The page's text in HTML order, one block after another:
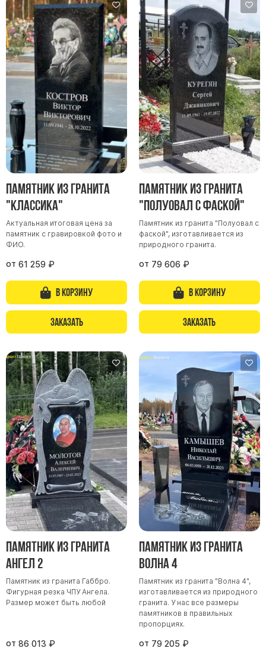
Памятник из гранита
"Классика"
Актуальная итоговая цена за
памятник с гравировкой фото и
ФИО.
от 61 259 ₽
В корзину
Заказать
Памятник из гранита
"Полуовал с фаской"
Памятник из гранита "Полуовал с
фаской", изготавливается из
природного гранита.
от 79 606 ₽
В корзину
Заказать
Памятник из гранита
Ангел 2
Памятник из гранита Габбро.
Фигурная резка ЧПУ Ангела.
Размер может быть любой
от 86 013 ₽
Памятник из гранита
Волна 4
Памятник из гранита "Волна 4",
изготавливается из природного
гранита. У нас все размеры
памятников в правильных
пропорциях.
от 79 205 ₽